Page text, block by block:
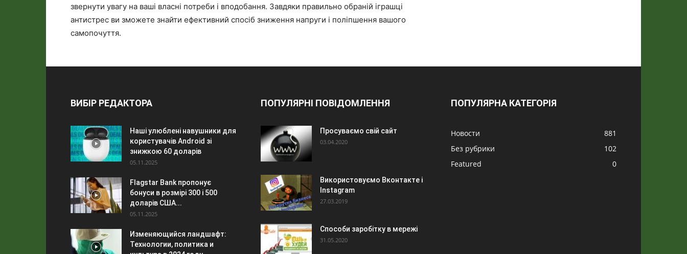
звернути увагу на ваші власні потреби і вподобання. Завдяки правильно обраній іграшці
антистрес ви зможете знайти ефективний спосіб зниження напруги і поліпшення вашого
самопочуття.
ВИБІР РЕДАКТОРА
Наші улюблені навушники для
користувачів Android зі
знижкою 60 доларів
05.11.2025
Flagstar Bank пропонує
бонуси в розмірі 300 і 500
доларів США...
05.11.2025
Изменяющийся ландшафт:
Технологии, политика и
ПОПУЛЯРНІ ПОВІДОМЛЕННЯ
Просуваємо свій сайт
03.04.2020
Використовуємо Вконтакте і
Instagram
27.03.2019
Способи заробітку в мережі
31.05.2020
ПОПУЛЯРНА КАТЕГОРІЯ
Новости
881
Без рубрики
102
Featured
0